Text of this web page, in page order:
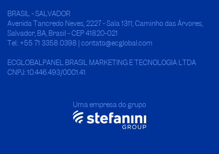
BRASIL - SALVADOR
Avenida Tancredo Neves, 2227 - Sala 1311, Caminho das Árvores,
Salvador, BA, Brasil - CEP 41820-021
Tel.: +55 71 3358 0398 | contato@ecglobal.com
ECGLOBALPANEL BRASIL MARKETING E TECNOLOGIA LTDA
CNPJ: 10.446.493/0001.41
Uma empresa do grupo